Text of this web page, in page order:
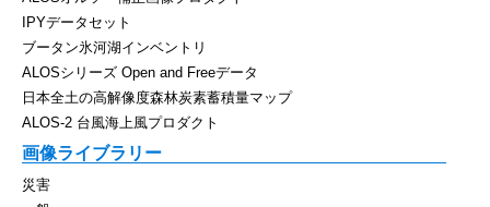
IPYデータセット
ブータン氷河湖インベントリ
ALOSシリーズ Open and Freeデータ
日本全土の高解像度森林炭素蓄積量マップ
ALOS-2 台風海上風プロダクト
画像ライブラリー
災害